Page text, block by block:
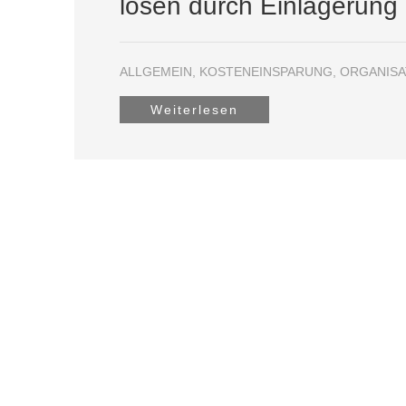
lösen durch Einlagerung
ALLGEMEIN KOSTENEINSPARUNG
Weiterlesen